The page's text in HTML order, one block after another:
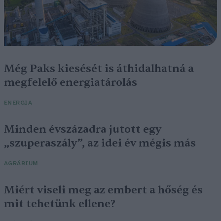
Még Paks kiesését is áthidalhatná a
megfelelő energiatárolás
ENERGIA
Minden évszázadra jutott egy
„szuperaszály”, az idei év mégis más
AGRÁRIUM
Miért viseli meg az embert a hőség és
mit tehetünk ellene?